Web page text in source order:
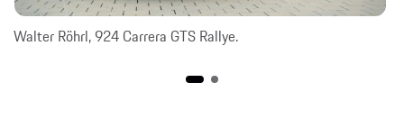
Walter Röhrl, 924 Carrera GTS Rallye.